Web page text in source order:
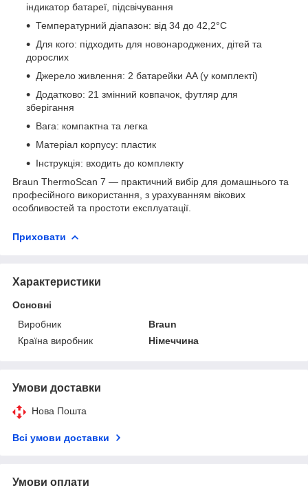
індикатор батареї, підсвічування
Температурний діапазон: від 34 до 42,2°C
Для кого: підходить для новонароджених, дітей та
дорослих
Джерело живлення: 2 батарейки AA (у комплекті)
Додатково: 21 змінний ковпачок, футляр для
зберігання
Вага: компактна та легка
Матеріал корпусу: пластик
Інструкція: входить до комплекту
Braun ThermoScan 7 — практичний вибір для домашнього та
професійного використання, з урахуванням вікових
особливостей та простоти експлуатації.
Приховати
Характеристики
Основні
Виробник
Braun
Країна виробник
Німеччина
Умови доставки
Нова Пошта
Всі умови доставки
Умови оплати